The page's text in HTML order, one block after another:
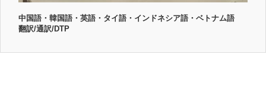
中国語・韓国語・英語・タイ語・インドネシア語・ベトナム語
翻訳/通訳/DTP